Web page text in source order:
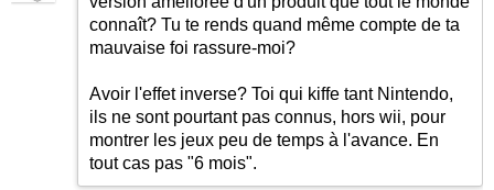
connaît? Tu te rends quand même compte de ta
mauvaise foi rassure-moi?
Avoir l'effet inverse? Toi qui kiffe tant Nintendo,
ils ne sont pourtant pas connus, hors wii, pour
montrer les jeux peu de temps à l'avance. En
tout cas pas "6 mois".